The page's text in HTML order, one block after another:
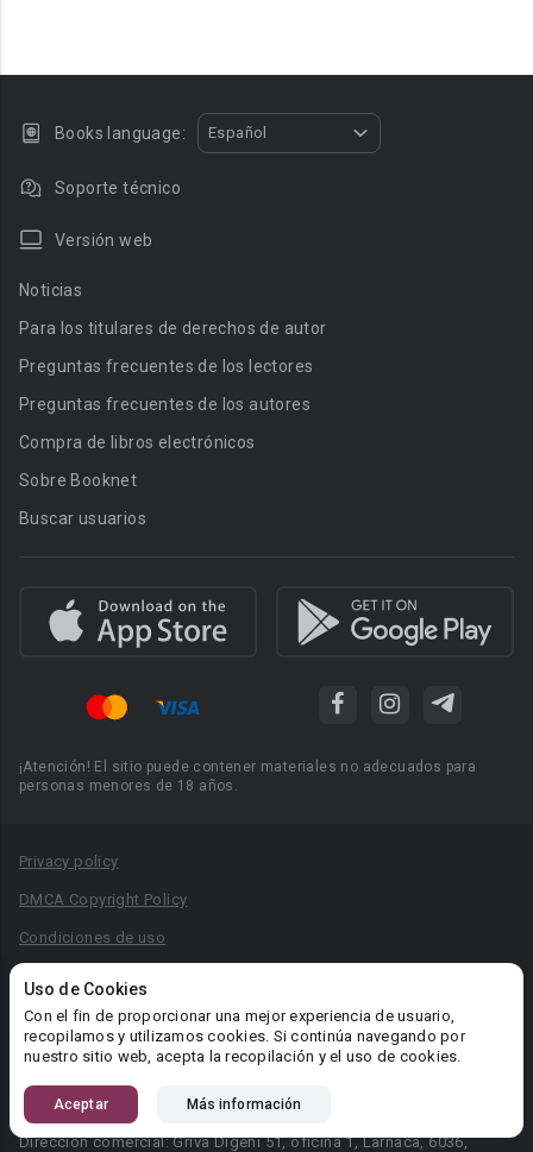
Uso de Cookies
Con el fin de proporcionar una mejor experiencia de usuario,
recopilamos y utilizamos cookies. Si continúa navegando por
nuestro sitio web, acepta la recopilación y el uso de cookies.
Aceptar Más información
Books language: Español
Soporte técnico
Versión web
Noticias
Para los titulares de derechos de autor
Preguntas frecuentes de los lectores
Preguntas frecuentes de los autores
Compra de libros electrónicos
Sobre Booknet
Buscar usuarios
¡Atención! El sitio puede contener materiales no adecuados para
personas menores de 18 años.
Privacy policy
DMCA Copyright Policy
Condiciones de uso
Reglas para la publicación de libros
Área RR.PP.: pr@booknet.com
© 2026 Booknet. Todos los derechos reservados.
Dirección comercial: Griva Digeni 51, oficina 1, Larnaca, 6036,